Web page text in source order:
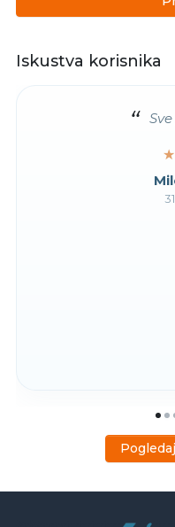
Iskustva korisnika